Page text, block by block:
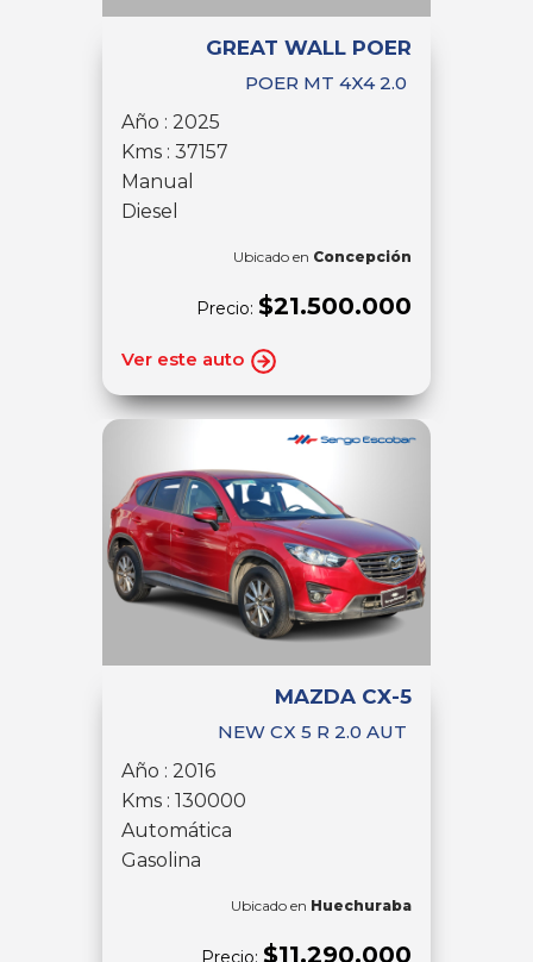
GREAT WALL POER
POER MT 4X4 2.0
Año : 2025
Kms : 37157
Manual
Diesel
Ubicado en Concepción
Precio: $21.500.000
Ver este auto
MAZDA CX-5
NEW CX 5 R 2.0 AUT
Año : 2016
Kms : 130000
Automática
Gasolina
Ubicado en Huechuraba
Precio: $11.290.000